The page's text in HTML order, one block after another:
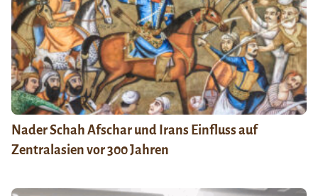
Nader Schah Afschar und Irans Einfluss auf
Zentralasien vor 300 Jahren